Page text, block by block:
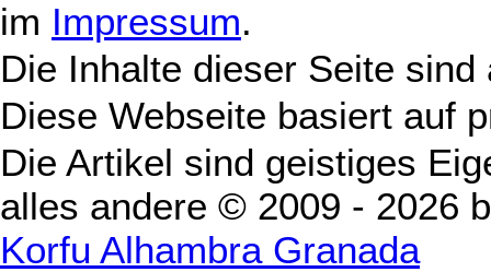
im Impressum.
Die Inhalte dieser Seite
Diese Webseite basiert auf
Die Artikel sind geistiges
alles andere © 2009 - 2026
Korfu Alhambra Granada